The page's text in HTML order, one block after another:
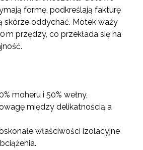
formę, podkreślają fakturę
skórze oddychać. Motek waży
m przędzy, co przekłada się na
moheru i 50% wełny,
między delikatnością a
właściwości izolacyjne